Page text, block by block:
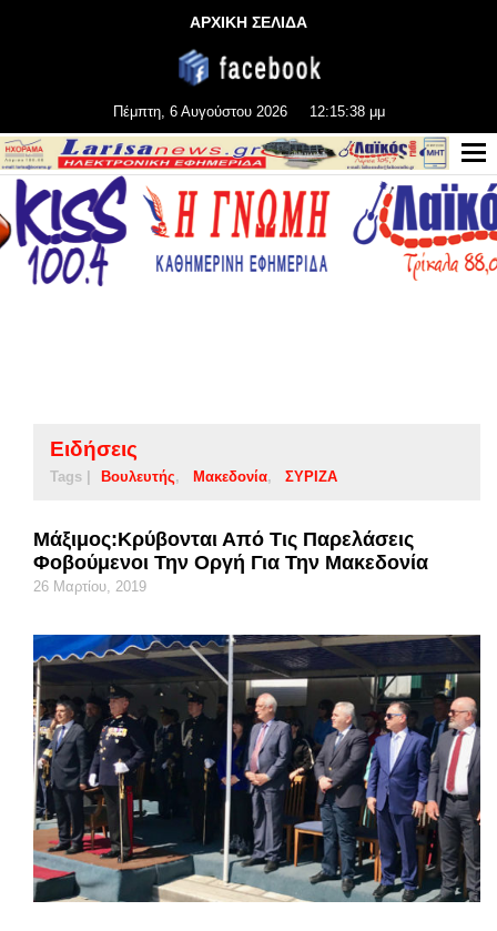
ΑΡΧΙΚΗ ΣΕΛΙΔΑ
Πέμπτη, 6 Αυγούστου 2026 12:15:38 μμ
Ειδήσεις
Tags | Βουλευτής Μακεδονία ΣΥΡΙΖΑ
Μάξιμος:Κρύβονται Από Τις Παρελάσεις
Φοβούμενοι Την Οργή Για Την Μακεδονία
26 Μαρτίου, 2019